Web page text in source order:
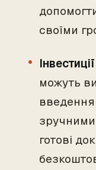
своїми
можуть
готові